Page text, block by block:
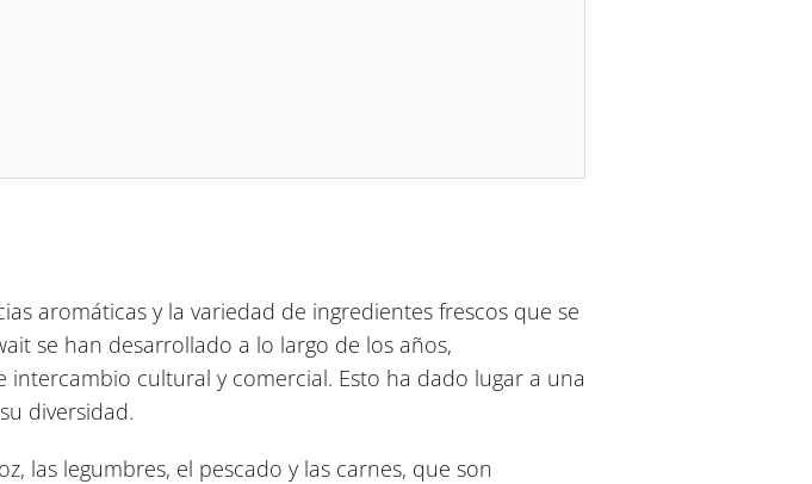
aromáticas y la variedad de ingredientes frescos que se
se han desarrollado a lo largo de los años,
cultural y comercial. Esto ha dado lugar a una
diversidad.
las legumbres, el pescado y las carnes, que son